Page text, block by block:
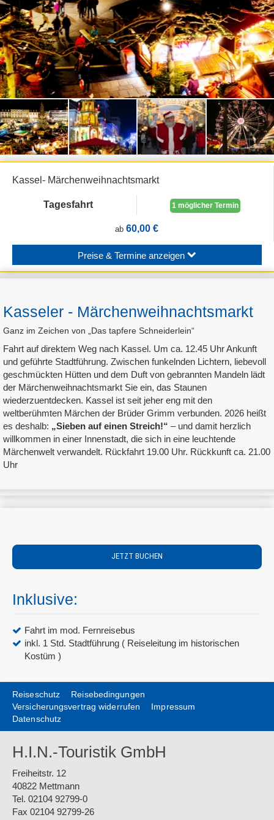
Kassel- Märchenweihnachtsmarkt
Tagesfahrt 1 möglicher Termin
ab 60,00 €
Preise & Termine anzeigen
Kasseler - Märchenweihnachtsmarkt
Ganz im Zeichen von „Das tapfere Schneiderlein“
Fahrt auf direktem Weg nach Kassel. Um ca. 12.45 Uhr Ankunft
und geführte Stadtführung. Zwischen funkelnden Lichtern, liebevoll
geschmückten Hütten und dem Duft von gebrannten Mandeln lädt
der Märchenweihnachtsmarkt Sie ein, das Staunen
wiederzuentdecken. Kassel ist seit jeher eng mit den
weltberühmten Märchen der Brüder Grimm verbunden. 2026 heißt
es deshalb: „Sieben auf einen Streich!“ – und damit herzlich
willkommen in einer Innenstadt, die sich in eine leuchtende
Märchenwelt verwandelt. Rückfahrt 19.00 Uhr. Rückkunft ca. 21.00
Uhr
JETZT BUCHEN
Inklusive:
Fahrt im mod. Fernreisebus
inkl. 1 Std. Stadtführung ( Reiseleitung im historischen
Kostüm )
Reiseschutz
Reisebedingungen
Versicherungsvertrag widerrufen
Impressum
Datenschutz
H.I.N.-Touristik GmbH
Freiheitstr. 12
40822 Mettmann
Tel. 02104 92799-0
Fax 02104 92799-26